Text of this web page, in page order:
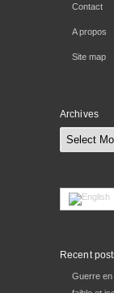
Contact
A propos
Site map
Archives
Archives
Recent
Guerre en